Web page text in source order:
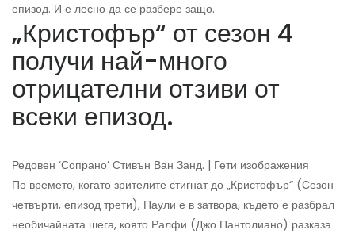
епизод. И е лесно да се разбере защо.
„Кристофър“ от сезон 4
получи най-много
отрицателни отзиви от
всеки епизод.
Редовен ‘Сопрано’ Стивън Ван Занд. | Гети изображения
По времето, когато зрителите стигнат до „Кристофър“ (Сезон
четвърти, епизод трети), Паули е в затвора, където е разбрал
необичайната шега, която Ралфи (Джо Пантолиано) разказа